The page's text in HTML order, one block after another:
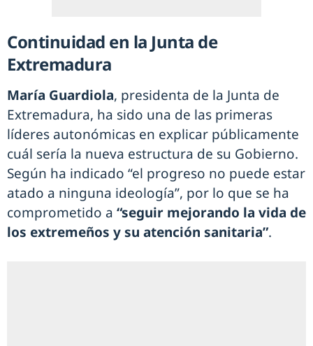
Continuidad en la Junta de
Extremadura
María Guardiola, presidenta de la Junta de
Extremadura, ha sido una de las primeras
líderes autonómicas en explicar públicamente
cuál sería la nueva estructura de su Gobierno.
Según ha indicado “el progreso no puede estar
atado a ninguna ideología”, por lo que se ha
comprometido a “seguir mejorando la vida de
los extremeños y su atención sanitaria”.